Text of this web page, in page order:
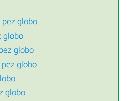
pez globo
globo
globo
globo
globo